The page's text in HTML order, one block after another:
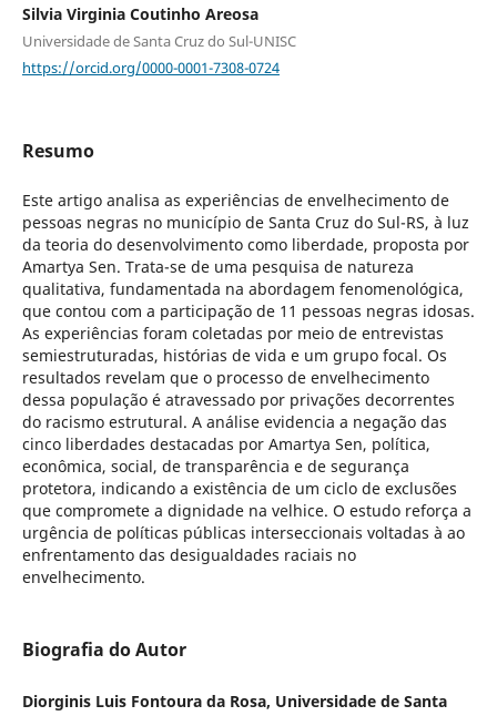
Silvia Virginia Coutinho Areosa
Universidade de Santa Cruz do Sul-UNISC
https://orcid.org/0000-0001-7308-0724
Resumo
Este artigo analisa as experiências de envelhecimento de
pessoas negras no município de Santa Cruz do Sul-RS, à luz
da teoria do desenvolvimento como liberdade, proposta por
Amartya Sen. Trata-se de uma pesquisa de natureza
qualitativa, fundamentada na abordagem fenomenológica,
que contou com a participação de 11 pessoas negras idosas.
As experiências foram coletadas por meio de entrevistas
semiestruturadas, histórias de vida e um grupo focal. Os
resultados revelam que o processo de envelhecimento
dessa população é atravessado por privações decorrentes
do racismo estrutural. A análise evidencia a negação das
cinco liberdades destacadas por Amartya Sen, política,
econômica, social, de transparência e de segurança
protetora, indicando a existência de um ciclo de exclusões
que compromete a dignidade na velhice. O estudo reforça a
urgência de políticas públicas interseccionais voltadas à ao
enfrentamento das desigualdades raciais no
envelhecimento.
Biografia do Autor
Diorginis Luis Fontoura da Rosa, Universidade de Santa